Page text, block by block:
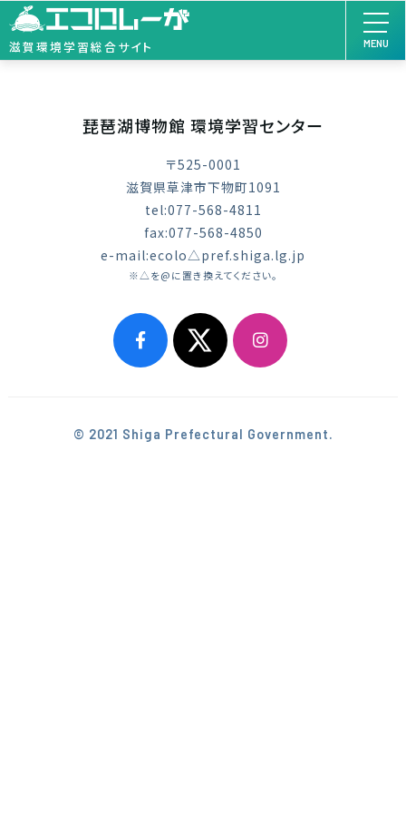
滋賀環境学習総合サイト MENU
琵琶湖博物館 環境学習センター
〒525-0001
滋賀県草津市下物町1091
tel:077-568-4811
fax:077-568-4850
e-mail:ecolo△pref.shiga.lg.jp
※△を@に置き換えてください。
© 2021 Shiga Prefectural Government.